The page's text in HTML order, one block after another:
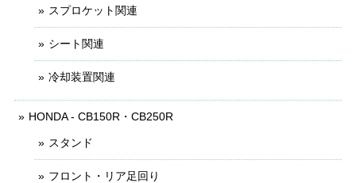
スプロケット関連
シート関連
冷却装置関連
HONDA - CB150R・CB250R
スタンド
フロント・リア足回り